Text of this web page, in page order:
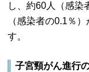
し、約60人（感染
（感染者の0.1％
す。
子宮頸がん進行